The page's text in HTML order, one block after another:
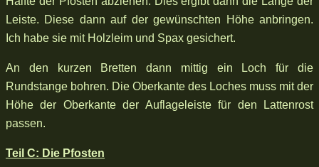
Leiste. Diese dann auf der gewünschten Höhe anbringen.
Ich habe sie mit Holzleim und Spax gesichert.
An den kurzen Bretten dann mittig ein Loch für die
Rundstange bohren. Die Oberkante des Loches muss mit der
Höhe der Oberkante der Auflageleiste für den Lattenrost
passen.
Teil C: Die Pfosten